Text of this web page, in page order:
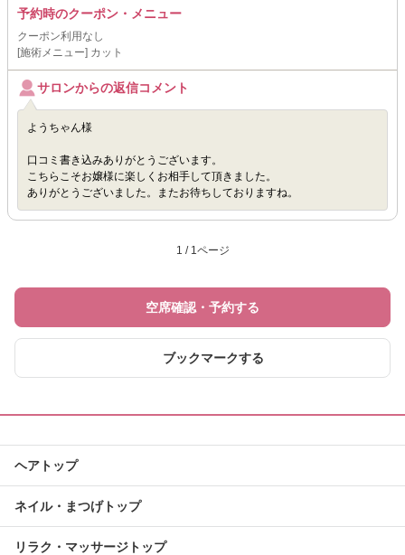
予約時のクーポン・メニュー
クーポン利用なし
[施術メニュー] カット
サロンからの返信コメント
ようちゃん様
口コミ書き込みありがとうございます。
こちらこそお嬢様に楽しくお相手して頂きました。
ありがとうございました。またお待ちしておりますね。
1 / 1ページ
空席確認・予約する
ブックマークする
ヘアトップ
ネイル・まつげトップ
リラク・マッサージトップ